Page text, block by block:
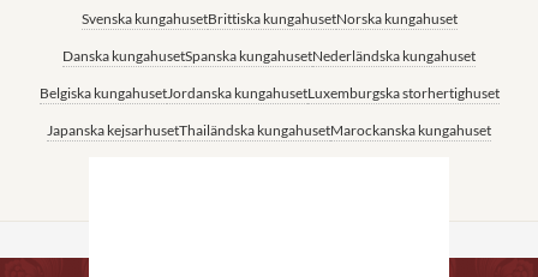
Svenska kungahusetBrittiska kungahusetNorska kungahuset
Danska kungahusetSpanska kungahusetNederländska kungahuset
Belgiska kungahusetJordanska kungahusetLuxemburgska storhertighuset
Japanska kejsarhusetThailändska kungahusetMarockanska kungahuset